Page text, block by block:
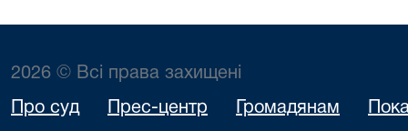
2026 © Всі права захищені
Про суд Прес-центр Громадянам